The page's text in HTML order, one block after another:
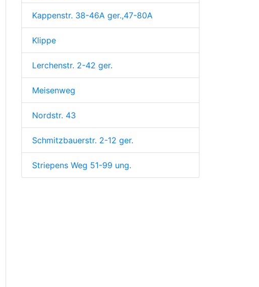
Kappenstr. 38-46A ger.,47-80A
Klippe
Lerchenstr. 2-42 ger.
Meisenweg
Nordstr. 43
Schmitzbauerstr. 2-12 ger.
Striepens Weg 51-99 ung.